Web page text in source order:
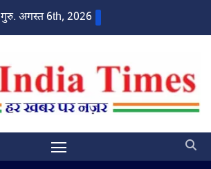
गुरु. अगस्त 6th, 2026